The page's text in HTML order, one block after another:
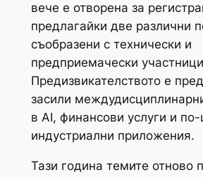
вече е отворена за
предлагайки две различни
съобразени с технически и
предприемачески
Предизвикателството е
засили
в AI, финансови услуги и
индустриални приложения.
Тази година темите отново